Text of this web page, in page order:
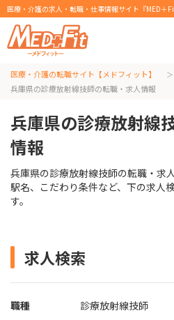
医療・介護の求人・転職・仕事情報サイト『MED＋
医療・介護の転職サイト【メドフィット】
兵庫県の診療放射線技師の転職・求人情報
兵庫県の診療放射線
情報
兵庫県の診療放射線技師の転職・求
駅名、こだわり条件など、下の求人
す。
求人検索
職種 診療放射線技師